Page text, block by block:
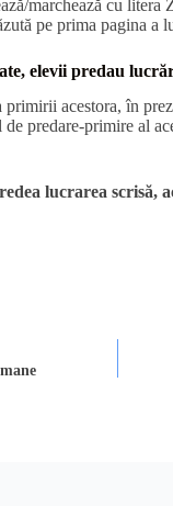
marchează cu
pe prima pagina a
elevii predau
acestora, în
predare-primire al
lucrarea scrisă,